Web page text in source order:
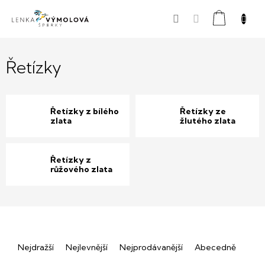
Nákupní
Řetízky
Řetízky z bílého
zlata
Řetízky ze
žlutého zlata
Řetízky z
růžového zlata
aNejdražší Nejlevnější Nejprodávanější Abecedně